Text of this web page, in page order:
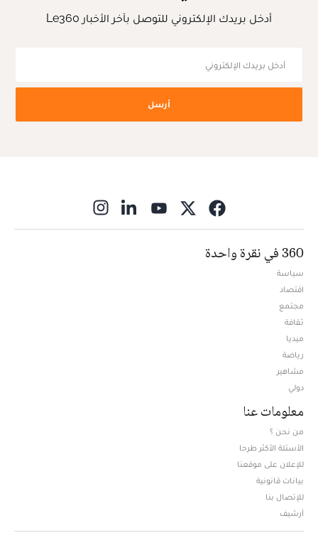
أدخل بريدك الإلكتروني للتوصل بآخر الأخبار Le360
أرسل
360 في نقرة واحدة
سياسة
اقتصاد
مجتمع
ثقافة
ميديا
رياضة
مشاهير
دولي
معلومات عنا
من نحن ؟
الأسئلة الأكثر طرحا
للإعلان على موقعنا
بيانات قانونية
للإتصال بنا
أرشيف